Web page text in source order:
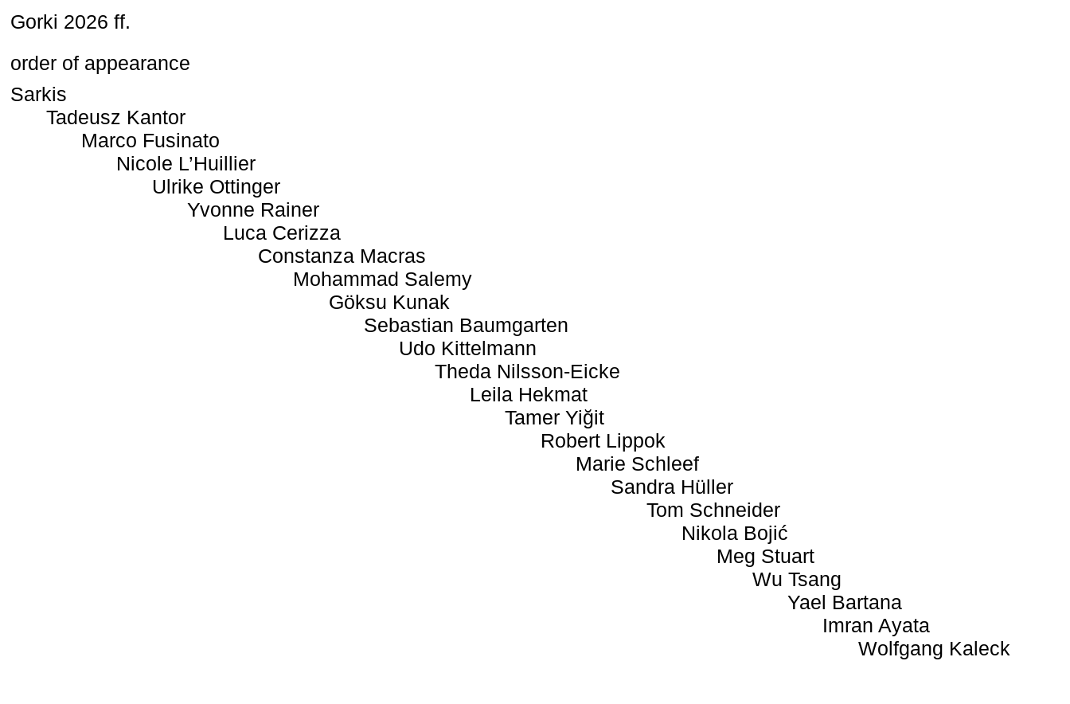
Gorki 2026 ff.
order of appearance
Sarkis
Tadeusz Kantor
Marco Fusinato
Nicole L’Huillier
Ulrike Ottinger
Yvonne Rainer
Luca Cerizza
Constanza Macras
Mohammad Salemy
Göksu Kunak
Sebastian Baumgarten
Udo Kittelmann
Theda Nilsson-Eicke
Leila Hekmat
Tamer Yiğit
Robert Lippok
Marie Schleef
Sandra Hüller
Tom Schneider
Nikola Bojić
Meg Stuart
Wu Tsang
Yael Bartana
Imran Ayata
Wolfgang Kaleck